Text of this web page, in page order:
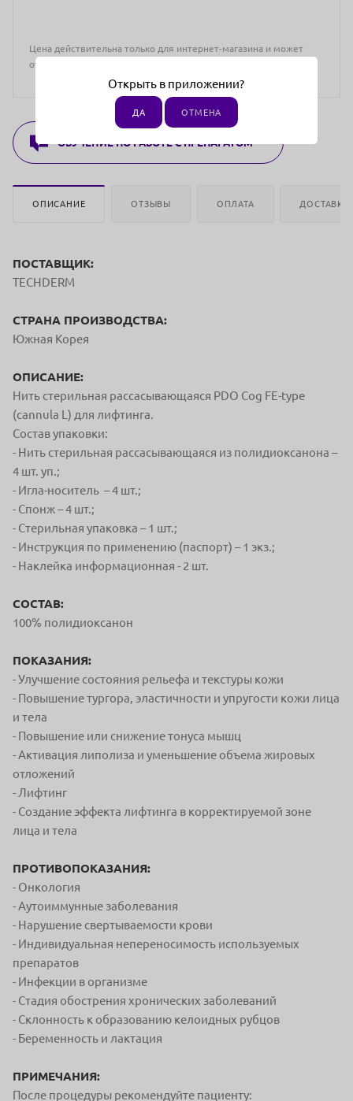
Цена действительна только для интернет-магазина и может
отличаться от цен в розничных магазинах
ОБУЧЕНИЕ ПО РАБОТЕ С ПРЕПАРАТОМ
ОПИСАНИЕ ОТЗЫВЫ ОПЛАТА ДОСТАВКА
ПОСТАВЩИК:
TECHDERM
СТРАНА ПРОИЗВОДСТВА:
Южная Корея
ОПИСАНИЕ:
Нить стерильная рассасывающаяся PDO Cog FE-type
(cannula L) для лифтинга.
Состав упаковки:
- Нить стерильная рассасывающаяся из полидиоксанона –
4 шт. уп.;
- Игла-носитель – 4 шт.;
- Спонж – 4 шт.;
- Стерильная упаковка – 1 шт.;
- Инструкция по применению (паспорт) – 1 экз.;
- Наклейка информационная - 2 шт.
СОСТАВ:
100% полидиоксанон
ПОКАЗАНИЯ:
- Улучшение состояния рельефа и текстуры кожи
- Повышение тургора, эластичности и упругости кожи лица
и тела
- Повышение или снижение тонуса мышц
- Активация липолиза и уменьшение объема жировых
отложений
- Лифтинг
- Создание эффекта лифтинга в корректируемой зоне
лица и тела
ПРОТИВОПОКАЗАНИЯ:
- Онкология
- Аутоиммунные заболевания
- Нарушение свертываемости крови
- Индивидуальная непереносимость используемых
препаратов
- Инфекции в организме
- Стадия обострения хронических заболеваний
- Склонность к образованию келоидных рубцов
- Беременность и лактация
ПРИМЕЧАНИЯ:
После процедуры рекомендуйте пациенту:
Открыть в приложении?
ДА ОТМЕНА